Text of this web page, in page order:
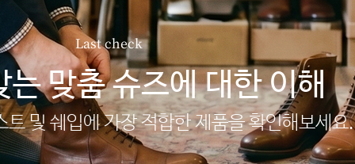
Last check
는 맞춤 슈즈에 대한 이해
트 및 쉐입에 가장 적합한 제품을 확인해보세요.